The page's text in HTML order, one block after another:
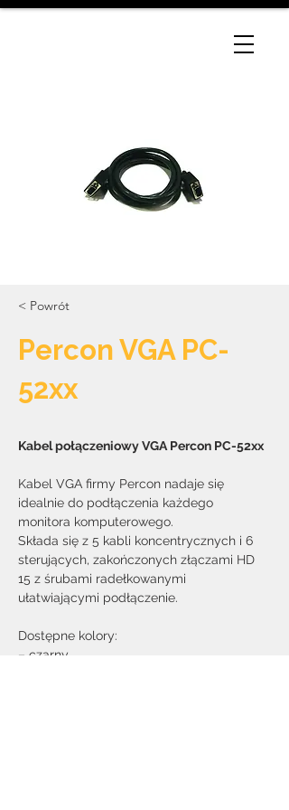
< Powrót
Percon VGA PC-
52xx
Kabel połączeniowy VGA Percon PC-52xx
Kabel VGA firmy Percon nadaje się
idealnie do podłączenia każdego
monitora komputerowego.
Składa się z 5 kabli koncentrycznych i 6
sterujących, zakończonych złączami HD
15 z śrubami radełkowanymi
ułatwiającymi podłączenie.
Dostępne kolory:
– czarny